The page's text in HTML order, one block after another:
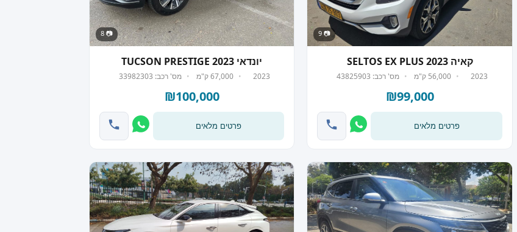
📷 9
קאיה SELTOS EX PLUS 2023
2023 56,000 ק"מ מס' רכב: 43825903
₪99,000
פרטים מלאים
📷 8
יונדאי TUCSON PRESTIGE 2023
2023 67,000 ק"מ מס' רכב: 33982303
₪100,000
פרטים מלאים